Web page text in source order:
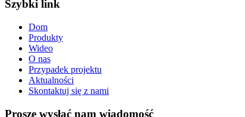
Szybki link
Dom
Produkty
Wideo
O nas
Przypadek projektu
Aktualności
Skontaktuj się z nami
Proszę wysłać nam wiadomość